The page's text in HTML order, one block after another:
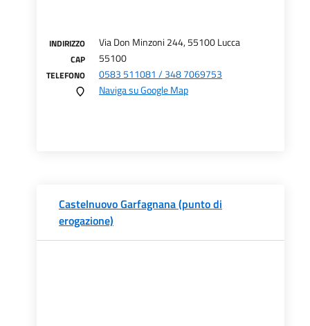
INDIRIZZO Via Don Minzoni 244, 55100 Lucca
CAP 55100
TELEFONO
0583 511081 / 348 7069753
Naviga su Google Map
Castelnuovo Garfagnana (punto di
erogazione)